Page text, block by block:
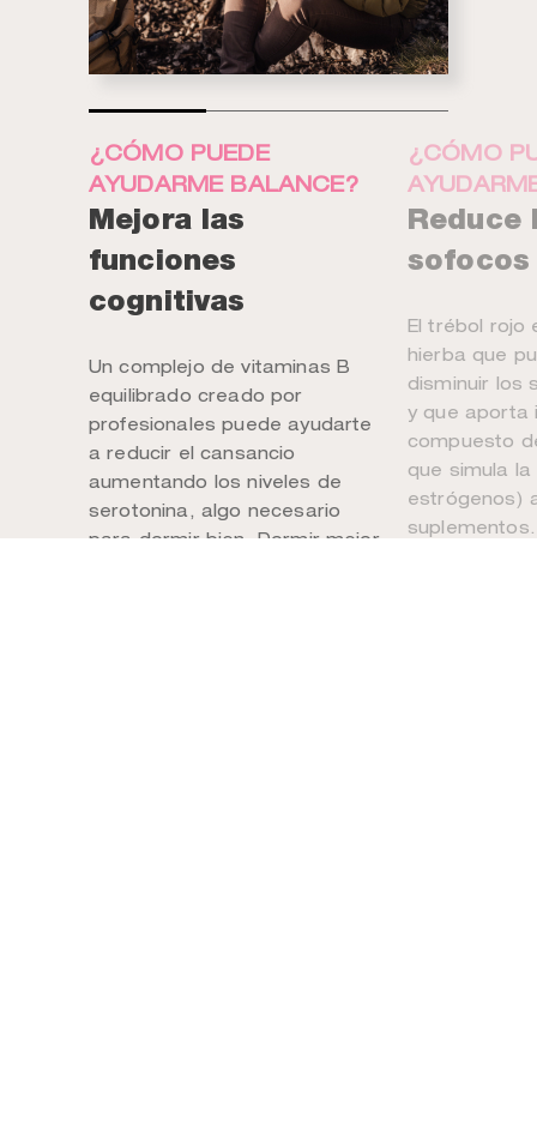
¿CÓMO PUEDE
AYUDARME BALANCE?
Mejora las
funciones
cognitivas
Un complejo de vitaminas B
equilibrado creado por
profesionales puede ayudarte
a reducir el cansancio
aumentando los niveles de
serotonina, algo necesario
para dormir bien. Dormir mejor
¿CÓMO
Reduce
sofocos
El trébol rojo
hierba que
disminuir los
y que aporta
compuesto
que simula
estrógenos)